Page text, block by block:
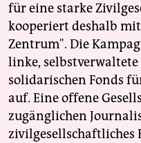
für eine starke
kooperiert deshalb
Zentrum". Die
linke,
solidarischen Fonds
auf. Eine offene
zugänglichen
zivilgesellschaftliches